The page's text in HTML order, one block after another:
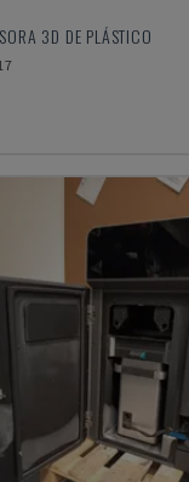
3D DE PLÁSTICO